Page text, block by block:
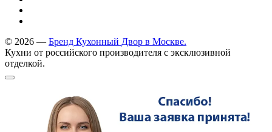
© 2026 — Бренд Кухонный Двор в Москве.
Кухни от российского производителя с эксклюзивной
отделкой.